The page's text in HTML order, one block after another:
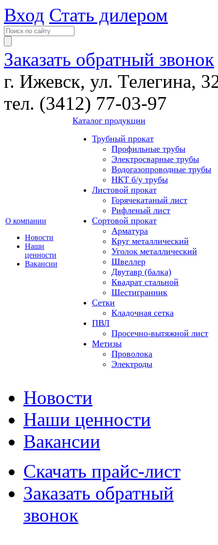
Вход Стать дилером
Заказать обратный звонок
г. Ижевск, ул. Телегина,
тел. (3412) 77-03-97
О компании
Новости
Наши
ценности
Вакансии
Каталог продукции
Трубный прокат
Профильные трубы
Электросварные трубы
Водогазопроводные трубы
НКТ б/у трубы
Листовой прокат
Горячекатаный лист
Рифленый лист
Сортовой прокат
Арматура
Круг металлический
Уголок металлический
Швеллер
Двутавр (балка)
Квадрат стальной
Шестигранник
Сетки
Кладочная сетка
ПВЛ
Просечно-вытяжной лист
Метизы
Проволока
Электроды
Новости
Наши ценности
Вакансии
Скачать прайс-лист
Заказать обратный
звонок